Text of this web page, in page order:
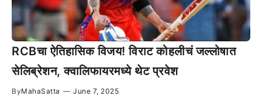
RCBचा ऐतिहासिक विजय! विराट कोहलीचं जल्लोषात
सेलिब्रेशन, क्वालिफायरमध्ये थेट प्रवेश
ByMahaSatta — June 7, 2025